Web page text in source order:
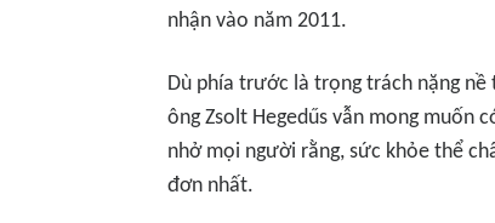
nhận vào năm 2011.
Dù phía trước là trọng trách nặng
ông Zsolt Hegedűs vẫn mong muốn
nhở mọi người rằng, sức khỏe thể
đơn nhất.